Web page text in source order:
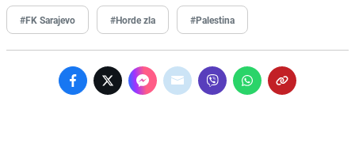
#FK Sarajevo #Horde zla #Palestina